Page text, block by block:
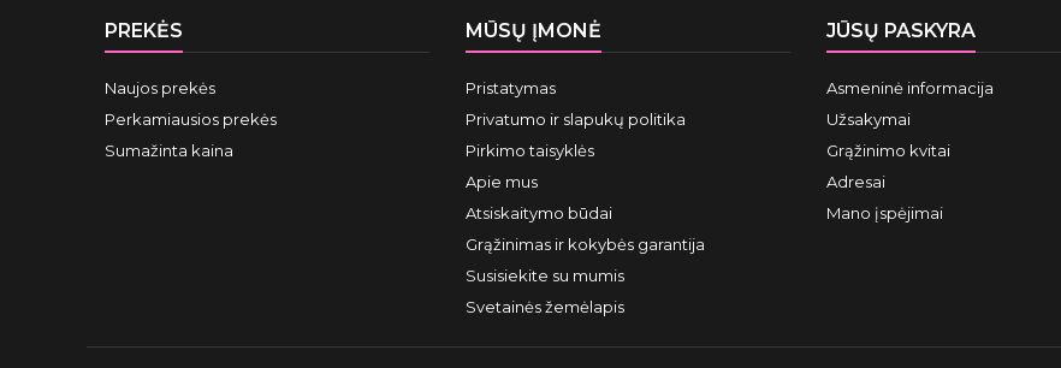
PREKĖS
Naujos prekės
Perkamiausios prekės
Sumažinta kaina
MŪSŲ ĮMONĖ
Pristatymas
Privatumo ir slapukų politika
Pirkimo taisyklės
Apie mus
Atsiskaitymo būdai
Grąžinimas ir kokybės garantija
Susisiekite su mumis
Svetainės žemėlapis
JŪSŲ PASKYRA
Asmeninė informacija
Užsakymai
Grąžinimo kvitai
Adresai
Mano įspėjimai